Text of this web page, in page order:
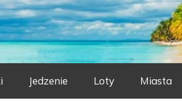
Jedzenie Loty Miasta